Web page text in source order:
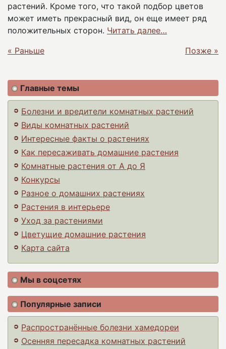
растений. Кроме того, что такой подбор цветов
может иметь прекрасный вид, он еще имеет ряд
положительных сторон. Читать далее…
« Раньше
Позже »
Главные темы
Болезни и вредители комнатных растений
Виды комнатных растений
Интересные факты о растениях
Как пересаживать домашние растения
Комнатные растения от А до Я
Конкурсы
Разное о домашних растениях
Растения в интерьере
Уход за растениями
Цветущие домашние растения
Карта сайта
Мы в соцсетях
Популярные записи
Распространённые болезни хамедореи
Осенняя пересадка комнатных растений